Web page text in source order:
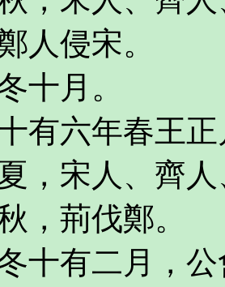
人侵宋。
十月。
有六年春王
，宋人、齊
，荊伐鄭。
十有二月，